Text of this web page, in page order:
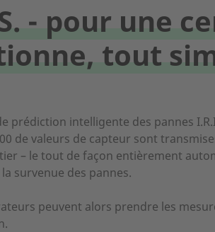
- pour une
tout
prédiction intelligente des pannes
de valeurs de capteur sont
– le tout de façon entièrement
survenue des pannes.
peuvent alors prendre les